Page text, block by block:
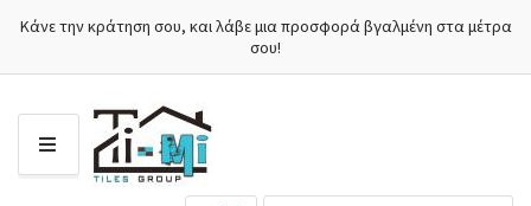
Κάνε την κράτηση σου, και λάβε μια προσφορά βγαλμένη στα μέτρα
σου!
Μ
Ε